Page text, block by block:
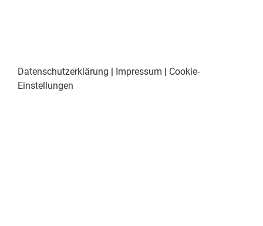
Datenschutzerklärung | Impressum | Cookie-
Einstellungen